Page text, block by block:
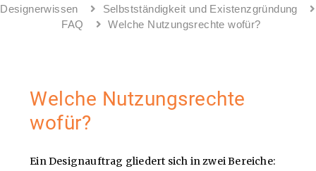
Designerwissen
Selbstständigkeit und Existenzgründung
FAQ
Welche Nutzungsrechte wofür?
Welche Nutzungsrechte
wofür?
Ein Designauftrag gliedert sich in zwei Bereiche: